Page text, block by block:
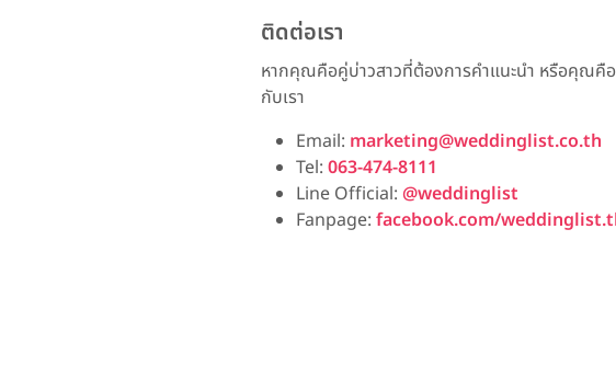
ติดต่อเรา
หากคุณคือคู่บ่าวสาวที่ต้องการคำแนะนำ หรือคุณคือ
กับเรา
Email: marketing@weddinglist.co.th
Tel: 063-474-8111
Line Official: @weddinglist
Fanpage: facebook.com/